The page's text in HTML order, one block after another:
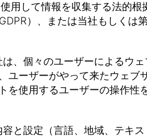
用して情報を収集する法的
）、または当社もしく
個々のユーザーによるウ
ーザーがやって来たウェ
使用するユーザーの操作
と設定（言語、地域、テキ